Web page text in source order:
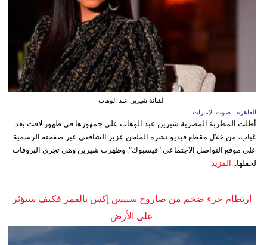
الفنانة شيرين عبد الوهاب
القاهرة - صوت الإمارات
أطلت المطربة المصرية شيرين عبد الوهاب على جمهورها في ظهور لافت بعد
غياب، من خلال مقطع فيديو نشره الملحن عزيز الشافعي عبر صفحته الرسمية
على موقع التواصل الاجتماعي "فيسبوك". وظهرت شيرين وهي تجري البروفات
لحفلها... المزيد
ارتطام جزء ضخم من صاروخ سبيس إكس بالقمر فكيف سيؤثر
على الأرض